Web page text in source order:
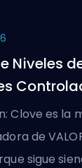
Niveles
Clove es la
de
sigue